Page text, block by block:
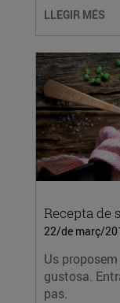
LLEGIR MÉS
Recepta de
22/de març/
Us
gustosa.
pas.